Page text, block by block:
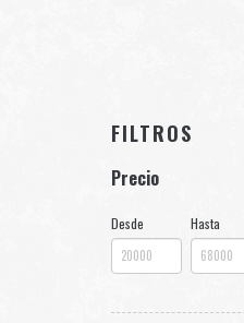
FILTROS
Precio
Desde Hasta